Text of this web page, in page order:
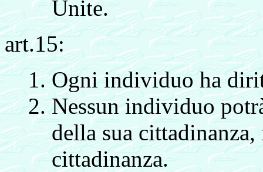
Unite.
art.15:
Ogni individuo ha
Nessun individuo
della sua
cittadinanza.